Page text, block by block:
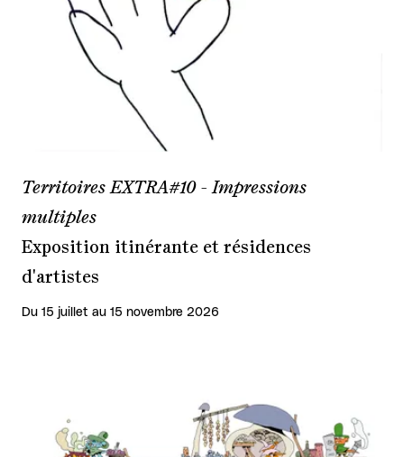
Territoires EXTRA#10 - Impressions
multiples
Exposition itinérante et résidences
d'artistes
Du 15 juillet au 15 novembre 2026